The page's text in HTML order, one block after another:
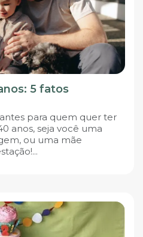
5 fatos
para quem quer ter
anos, seja você uma
ou uma mãe